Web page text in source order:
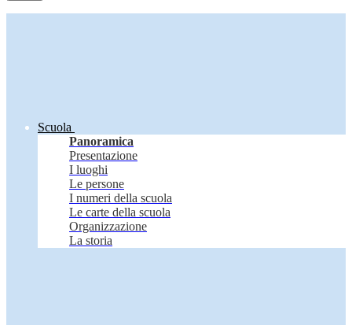
Scuola
Panoramica
Presentazione
I luoghi
Le persone
I numeri della scuola
Le carte della scuola
Organizzazione
La storia